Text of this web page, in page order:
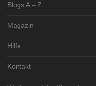
Blogs A – Z
Magazin
Hilfe
Kontakt